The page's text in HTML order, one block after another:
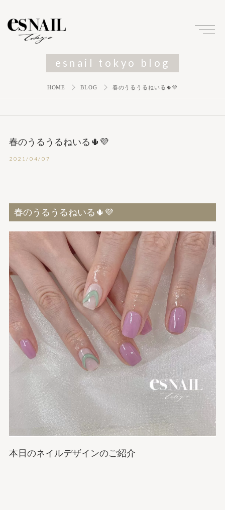
esnail tokyo blog
HOME BLOG 春のうるうるねいる🌵💜
春のうるうるねいる🌵💜
2021/04/07
春のうるうるねいる🌵💜
本日のネイルデザインのご紹介